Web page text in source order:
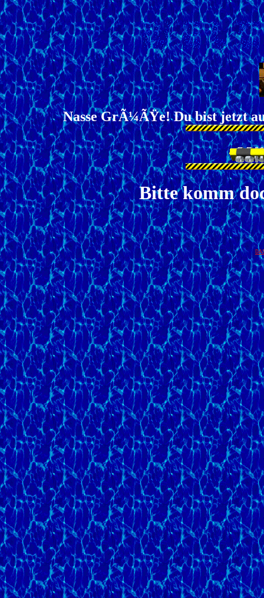
Nasse GrÃ¼ÃŸe! Du bist jetzt
Bitte komm